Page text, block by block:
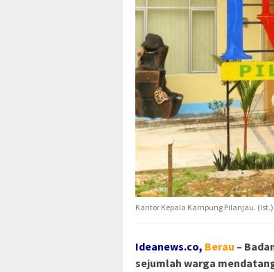
Kantor Kepala Kampung Pilanjau. (Ist.)
Ideanews.co, Berau –
sejumlah warga